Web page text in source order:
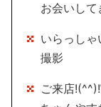
お会いし
いらっし
撮影
ご来店